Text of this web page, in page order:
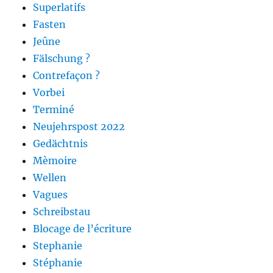
Superlatifs
Fasten
Jeûne
Fälschung ?
Contrefaçon ?
Vorbei
Terminé
Neujehrspost 2022
Gedächtnis
Mèmoire
Wellen
Vagues
Schreibstau
Blocage de l’écriture
Stephanie
Stéphanie